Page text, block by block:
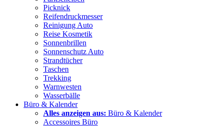
Picknick
Reifendruckmesser
Reinigung Auto
Reise Kosmetik
Sonnenbrillen
Sonnenschutz Auto
Strandtücher
Taschen
Trekking
Warnwesten
Wasserbälle
Büro & Kalender
Alles anzeigen aus: Büro & Kalender
Accessoires Büro